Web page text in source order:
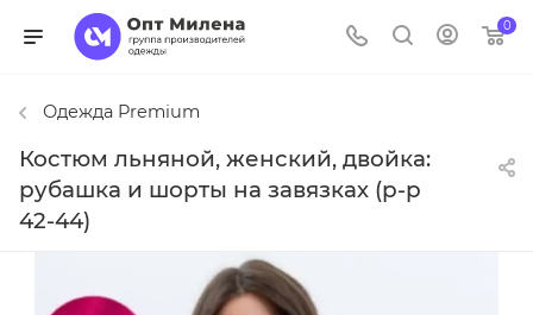
0
Одежда Premium
Костюм льняной, женский, двойка:
рубашка и шорты на завязках (р-р
42-44)